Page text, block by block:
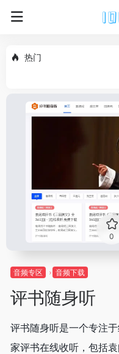
热门
0
音频专区 音频下载
评书随身听
评书随身听是一个专注
家评书在线收听，包括